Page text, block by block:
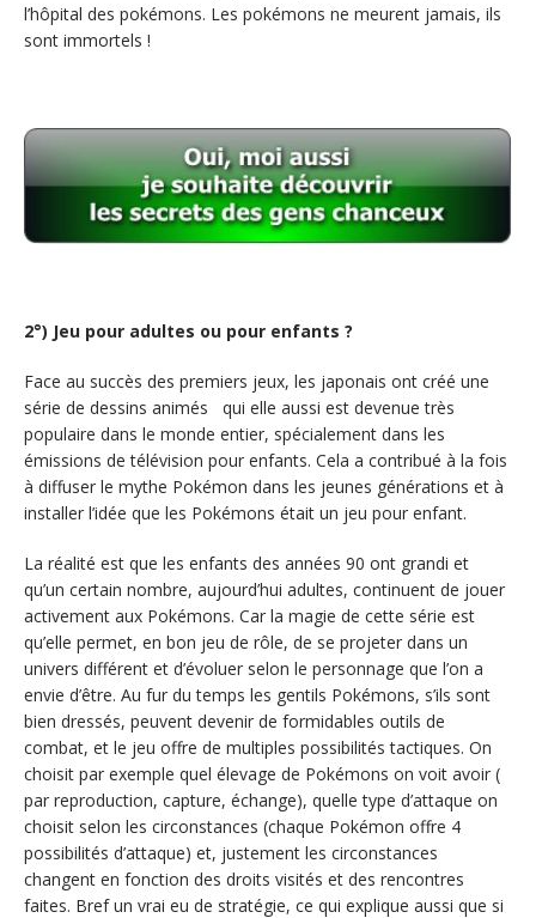
l’hôpital des pokémons. Les pokémons ne meurent jamais, ils
sont immortels !
2°) Jeu pour adultes ou pour enfants ?
Face au succès des premiers jeux, les japonais ont créé une
série de dessins animés qui elle aussi est devenue très
populaire dans le monde entier, spécialement dans les
émissions de télévision pour enfants. Cela a contribué à la fois
à diffuser le mythe Pokémon dans les jeunes générations et à
installer l’idée que les Pokémons était un jeu pour enfant.
La réalité est que les enfants des années 90 ont grandi et
qu’un certain nombre, aujourd’hui adultes, continuent de jouer
activement aux Pokémons. Car la magie de cette série est
qu’elle permet, en bon jeu de rôle, de se projeter dans un
univers différent et d’évoluer selon le personnage que l’on a
envie d’être. Au fur du temps les gentils Pokémons, s’ils sont
bien dressés, peuvent devenir de formidables outils de
combat, et le jeu offre de multiples possibilités tactiques. On
choisit par exemple quel élevage de Pokémons on voit avoir (
par reproduction, capture, échange), quelle type d’attaque on
choisit selon les circonstances (chaque Pokémon offre 4
possibilités d’attaque) et, justement les circonstances
changent en fonction des droits visités et des rencontres
faites. Bref un vrai eu de stratégie, ce qui explique aussi que si